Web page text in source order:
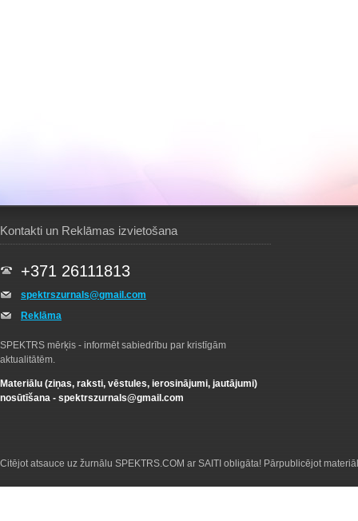
Kontakti un Reklāmas izvietošana
+371 26111813
spektrszurnals@gmail.com
Reklāma
SPEKTRS mērķis - informēt sabiedrību par kristīgām
aktualitātēm.
Materiālu (ziņas, raksti, vēstules, ierosinājumi, jautājumi)
nosūtīšana - spektrszurnals@gmail.com
Citējot atsauce uz žurnālu SPEKTRS.COM ar SAITI obligāta! Pārpublicējot